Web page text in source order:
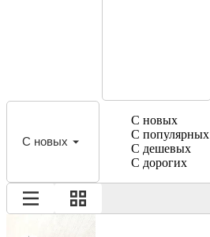
С новых
С новых
С популярных
С дешевых
С дорогих